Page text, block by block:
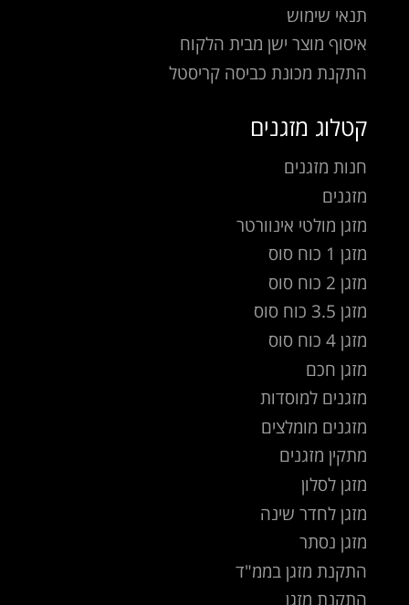
תנאי שימוש
איסוף מוצר ישן מבית הלקוח
התקנת מכונת כביסה קריסטל
קטלוג מזגנים
חנות מזגנים
מזגנים
מזגן מולטי אינוורטר
מזגן 1 כוח סוס
מזגן 2 כוח סוס
מזגן 3.5 כוח סוס
מזגן 4 כוח סוס
מזגן חכם
מזגנים למוסדות
מזגנים מומלצים
מתקין מזגנים
מזגן לסלון
מזגן לחדר שינה
מזגן נסתר
התקנת מזגן בממ"ד
התקנת מזגן